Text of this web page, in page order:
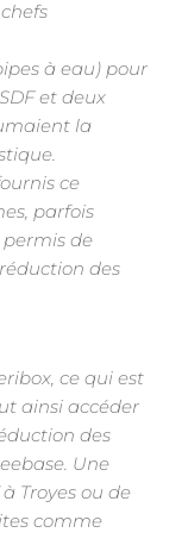
à eau) pour
et deux
la
ce
parfois
permis de
des
ce qui est
ainsi accéder
des
Une
à Troyes ou de
comme